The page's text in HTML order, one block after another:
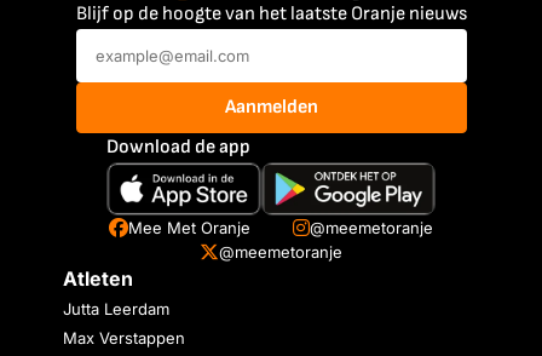
Blijf op de hoogte van het laatste Oranje nieuws
Aanmelden
Download de app
Mee Met Oranje
@meemetoranje
@meemetoranje
Atleten
Jutta Leerdam
Max Verstappen